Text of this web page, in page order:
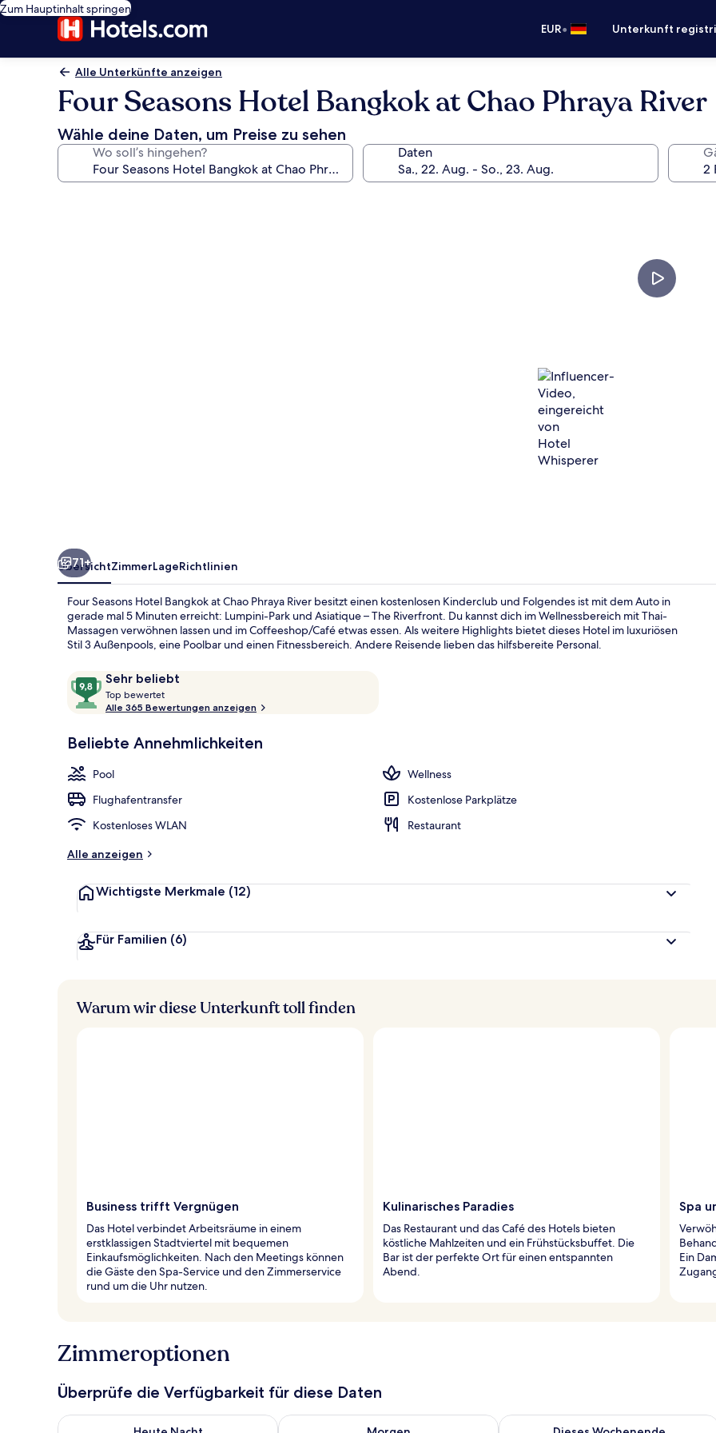
Zum Hauptinhalt springen
EUR• Unterkunft
Alle Unterkünfte anzeigen
Four Seasons Hotel Bangkok at Chao Phraya River
Wähle deine Daten, um Preise zu sehen
Wo soll’s hingehen? Daten
71+
ÜbersichtZimmerLageRichtlinien
Four Seasons Hotel Bangkok at Chao Phraya River besitzt einen kostenlosen Kinderclub und Folgendes ist mit dem Auto in
gerade mal 5 Minuten erreicht: Lumpini-Park und Asiatique – The Riverfront. Du kannst dich im Wellnessbereich mit Thai-
Massagen verwöhnen lassen und im Coffeeshop/Café etwas essen. Als weitere Highlights bietet dieses Hotel im luxuriösen
Stil 3 Außenpools, eine Poolbar und einen Fitnessbereich. Andere Reisende lieben das hilfsbereite Personal.
Bewertungen
Sehr beliebt
9,8
von
10,
beliebt
Top bewertet
o
b
e
r
t
Alle 365 Bewertungen anzeigen
Beliebte Annehmlichkeiten
Pool
Wellness
Flughafentransfer
Kostenlose Parkplätze
Kostenloses WLAN
Restaurant
Alle anzeigen
Wichtigste Merkmale (12)
Für Familien (6)
Warum wir diese Unterkunft toll finden
Business trifft Vergnügen
Das Hotel verbindet Arbeitsräume in einem
erstklassigen Stadtviertel mit bequemen
Einkaufsmöglichkeiten. Nach den Meetings können
die Gäste den Spa-Service und den Zimmerservice
rund um die Uhr nutzen.
Kulinarisches Paradies
Das Restaurant und das Café des Hotels bieten
köstliche Mahlzeiten und ein Frühstücksbuffet. Die
Bar ist der perfekte Ort für einen entspannten
Abend.
Spa
Ein
Zimmeroptionen
Überprüfe die Verfügbarkeit für diese Daten
Überprüfe die Verfügbarkeit für heute Nacht, Aug. 7 - Aug. 8.Überprüfe die Verfügbarkeit für morgen, Aug. 8 - Aug. 9.
Überprüfe die Verfügbarkeit für